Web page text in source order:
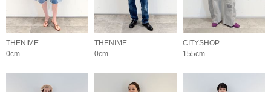
THENIME
0cm
THENIME
0cm
CITYSHOP
155cm